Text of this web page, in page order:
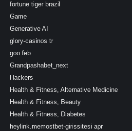
fortune tiger brazil
Game
Generative AI
glory-casinos tr
goo feb
Grandpashabet_next
Hackers
Health & Fitness, Alternative Medicine
Health & Fitness, Beauty
Health & Fitness, Diabetes
heylink.memostbet-girissitesi apr